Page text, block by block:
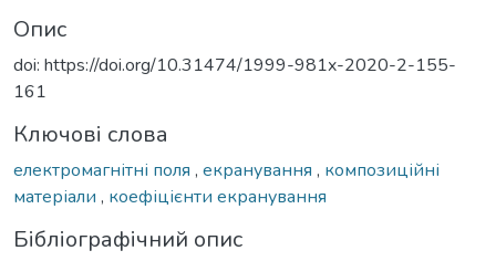
Опис
doi: https://doi.org/10.31474/1999-981x-2020-2-155-
161
Ключові слова
електромагнітні поля , екранування , композиційні
матеріали , коефіцієнти екранування
Бібліографічний опис